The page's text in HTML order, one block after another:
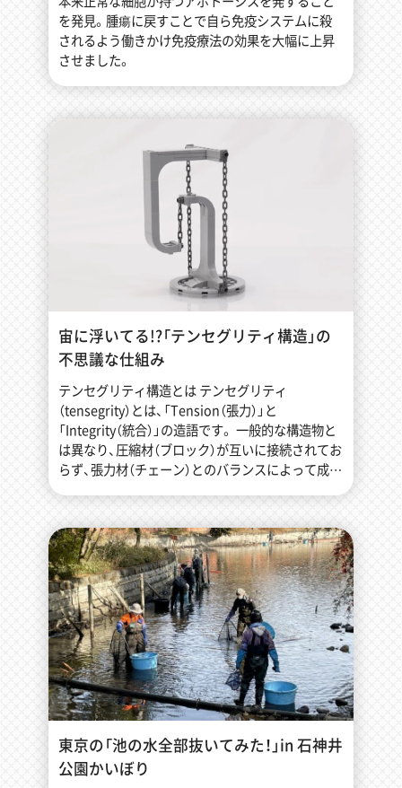
を発見。腫瘍に戻すことで自ら免疫システムに殺
されるよう働きかけ免疫療法の効果を大幅に上昇
させました。
宙に浮いてる!?「テンセグリティ構造」の
不思議な仕組み
テンセグリティ構造とは テンセグリティ
（tensegrity）とは、「Tension（張力）」と
「Integrity（統合）」の造語です。 一般的な構造物と
は異なり、圧縮材（ブロック）が互いに接続されてお
らず、張力材（チェーン）とのバランスによって成立
東京の「池の水全部抜いてみた！」in 石神井
公園かいぼり